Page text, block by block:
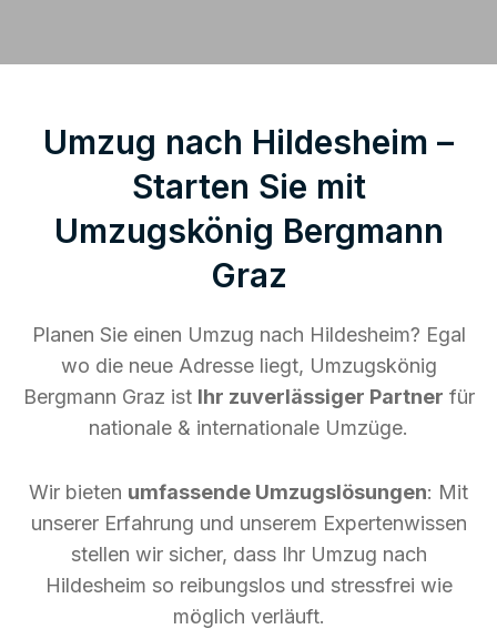
Umzug nach Hildesheim –
Starten Sie mit
Umzugskönig Bergmann
Graz
Planen Sie einen Umzug nach Hildesheim? Egal
wo die neue Adresse liegt, Umzugskönig
Bergmann Graz ist Ihr zuverlässiger Partner für
nationale & internationale Umzüge.
Wir bieten umfassende Umzugslösungen: Mit
unserer Erfahrung und unserem Expertenwissen
stellen wir sicher, dass Ihr Umzug nach
Hildesheim so reibungslos und stressfrei wie
möglich verläuft.